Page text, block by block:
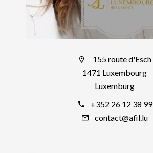
155 route d'Esch
1471 Luxembourg
Luxemburg
+352 26 12 38 99
contact@afil.lu